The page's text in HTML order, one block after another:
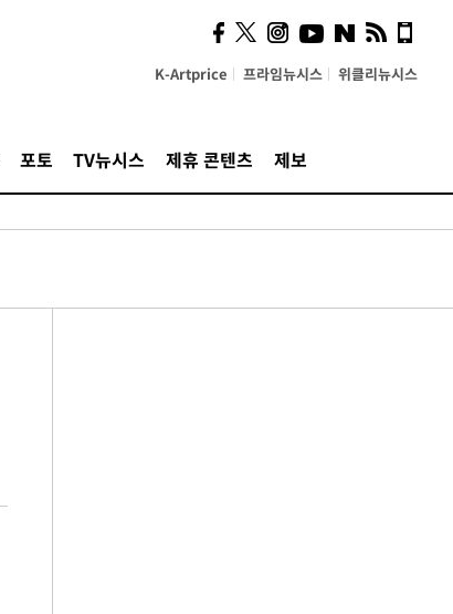
K-Artprice 프라임뉴시스 위클리뉴시스
포토 TV뉴시스 제휴 콘텐츠 제보